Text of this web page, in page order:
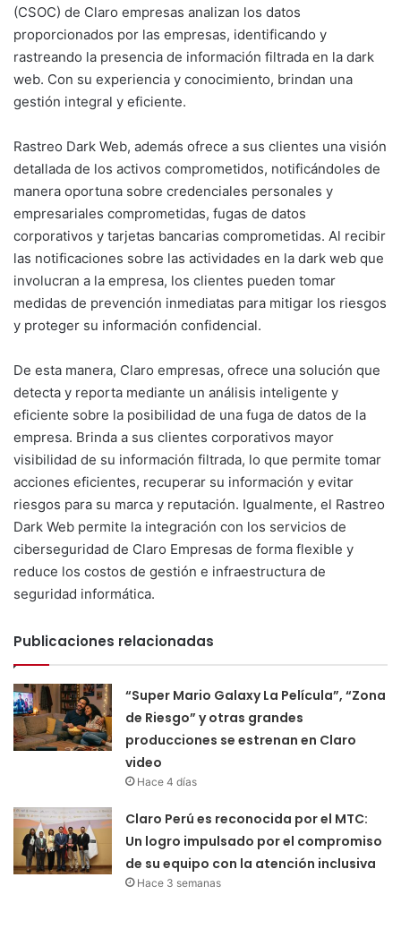
(CSOC) de Claro empresas analizan los datos
proporcionados por las empresas, identificando y
rastreando la presencia de información filtrada en la dark
web. Con su experiencia y conocimiento, brindan una
gestión integral y eficiente.
Rastreo Dark Web, además ofrece a sus clientes una visión
detallada de los activos comprometidos, notificándoles de
manera oportuna sobre credenciales personales y
empresariales comprometidas, fugas de datos
corporativos y tarjetas bancarias comprometidas. Al recibir
las notificaciones sobre las actividades en la dark web que
involucran a la empresa, los clientes pueden tomar
medidas de prevención inmediatas para mitigar los riesgos
y proteger su información confidencial.
De esta manera, Claro empresas, ofrece una solución que
detecta y reporta mediante un análisis inteligente y
eficiente sobre la posibilidad de una fuga de datos de la
empresa. Brinda a sus clientes corporativos mayor
visibilidad de su información filtrada, lo que permite tomar
acciones eficientes, recuperar su información y evitar
riesgos para su marca y reputación. Igualmente, el Rastreo
Dark Web permite la integración con los servicios de
ciberseguridad de Claro Empresas de forma flexible y
reduce los costos de gestión e infraestructura de
seguridad informática.
Publicaciones relacionadas
“Super Mario Galaxy La Película”, “Zona
de Riesgo” y otras grandes
producciones se estrenan en Claro
video
Hace 4 días
Claro Perú es reconocida por el MTC:
Un logro impulsado por el compromiso
de su equipo con la atención inclusiva
Hace 3 semanas